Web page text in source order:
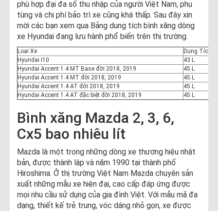
phù hợp đại đa số thu nhập của người Việt Nam, phụ
tùng và chi phí bảo trì xe cũng khá thấp. Sau đây xin
mời các bạn xem qua Bảng dung tích bình xăng dòng
xe Hyundai đang lưu hành phổ biến trên thị trường.
Loại Xe
Dung Tích
Hyundai I10
43 L
Hyundai Accent 1.4 MT Base đời 2018, 2019
45 L
Hyundai Accent 1.4 MT đời 2018, 2019
45 L
Hyundai Accent 1.4 AT đời 2018, 2019
45 L
Hyundai Accent 1.4 AT đặc biệt đời 2018, 2019
45 L
Bình xăng Mazda 2, 3, 6,
Cx5 bao nhiêu lít
Mazda là một trong những dòng xe thương hiệu nhật
bản, được thành lập và năm 1990 tại thành phố
Hiroshima. Ở thị trường Việt Nam Mazda chuyên sản
xuất những mẫu xe hiện đại, cao cấp đáp ứng được
mọi nhu cầu sử dụng của gia đình Việt. Với mẫu mã đa
dạng, thiết kế trẻ trung, vóc dáng nhỏ gọn, xe được